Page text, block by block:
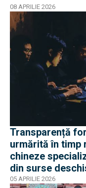
Masquerade
08 APRILIE 2026
Transparență
urmărită în timp
chineze
din surse
05 APRILIE 2026